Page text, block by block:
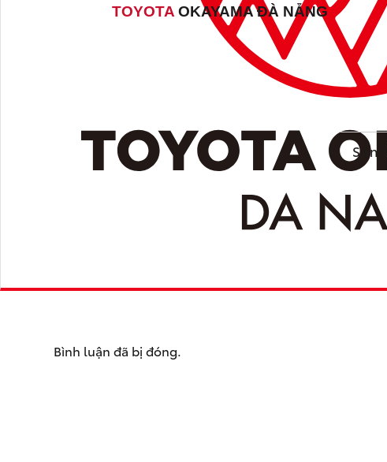
TOYOTA OKAYAMA ĐÀ NẴNG
Sản
Bình luận đã bị đóng.